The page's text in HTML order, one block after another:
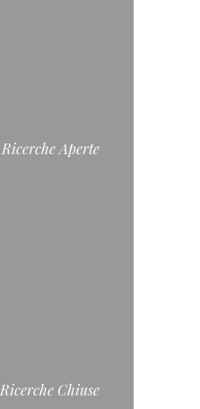
Ricerche Aperte
Ricerche Chiuse